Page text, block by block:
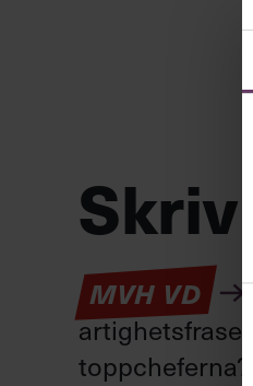
MVH VD
toppcheferna?